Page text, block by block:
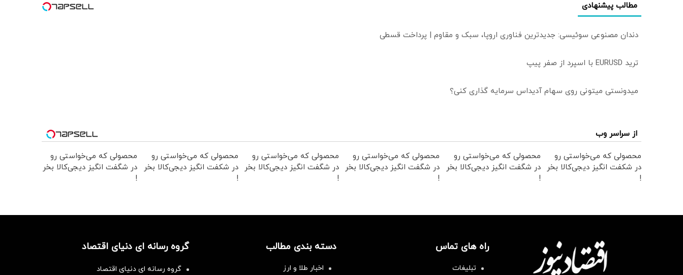
مطالب پیشنهادی
دندان مصنوعی سوئیسی: جدیدترین فناوری اروپا، سبک و مقاوم | پرداخت قسطی
ترید EURUSD با اسپرد از صفر پیپ
میدونستی میتونی روی سهام آدیداس سرمایه گذاری کنی؟
از سراسر وب
محصولی که می‌خواستی رو
در شکفت انگیز دیجی‌کالا بخر
!
محصولی که می‌خواستی رو
در شگفت انگیز دیجی‌کالا بخر
!
محصولی که می‌خواستی رو
در شگفت انگیز دیجی‌کالا بخر
!
محصولی که می‌خواستی رو
در شگفت انگیز دیجی‌کالا بخر
!
محصولی که می‌خواستی رو
در شکفت انگیز دیجی‌کالا بخر
!
محصولی که می‌خواستی رو
در شگفت انگیز دیجی‌کالا بخر
!
راه های تماس
تبلیغات
دسته بندی مطالب
اخبار طلا و ارز
گروه رسانه ای دنیای اقتصاد
گروه رسانه ای دنیای اقتصاد